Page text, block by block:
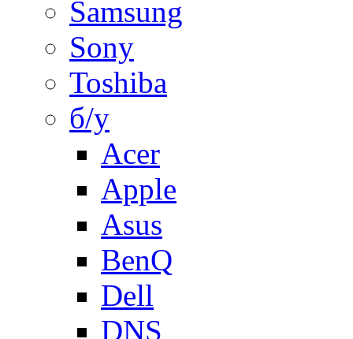
Samsung
Sony
Toshiba
б/у
Acer
Apple
Asus
BenQ
Dell
DNS